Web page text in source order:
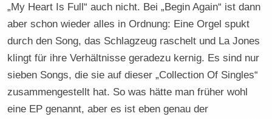
„My Heart Is Full“ auch nicht. Bei „Begin Again“ ist dann
aber schon wieder alles in Ordnung: Eine Orgel spukt
durch den Song, das Schlagzeug raschelt und La Jones
klingt für ihre Verhältnisse geradezu kernig. Es sind nur
sieben Songs, die sie auf dieser „Collection Of Singles“
zusammengestellt hat. So was hätte man früher wohl
eine EP genannt, aber es ist eben genau der